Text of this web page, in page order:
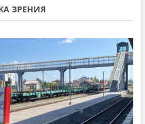
т
:
ЗРЕНИЯ